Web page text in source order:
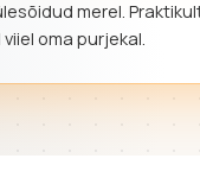
merel.
oma purjekal.